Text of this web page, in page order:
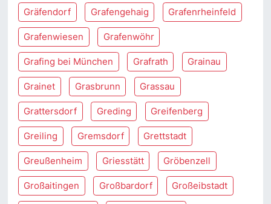
Gräfendorf Grafengehaig Grafenrheinfeld
Grafenwiesen Grafenwöhr
Grafing bei München Grafrath Grainau
Grainet Grasbrunn Grassau
Grattersdorf Greding Greifenberg
Greiling Gremsdorf Grettstadt
Greußenheim Griesstätt Gröbenzell
Großaitingen Großbardorf Großeibstadt